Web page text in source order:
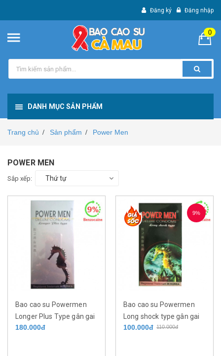
Đăng ký Đăng nhập
0
DANH MỤC SẢN PHẨM
Trang chủ / Sản phẩm / Power Men
POWER MEN
Sắp xếp: Thứ tự
Bao cao su Powermen
Longer Plus Type gân gai
kéo dài thời gian 9%
180.000đ
9%
Bao cao su Powermen
Long shock type gân gai
kéo dài thời gian 5%
110.000đ
100.000đ